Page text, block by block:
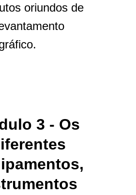
oriundos de
3 - Os